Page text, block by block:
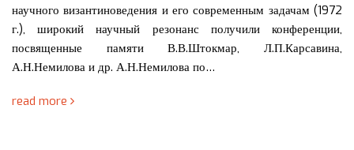
научного византиноведения и его современным задачам (1972
г.), широкий научный резонанс получили конференции,
посвященные памяти В.В.Штокмар, Л.П.Карсавина,
А.Н.Немилова и др. А.Н.Немилова по…
read more